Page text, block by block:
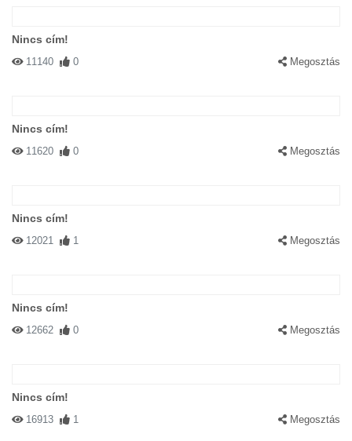
Nincs cím!
11140 0 Megosztás
Nincs cím!
11620 0 Megosztás
Nincs cím!
12021 1 Megosztás
Nincs cím!
12662 0 Megosztás
Nincs cím!
16913 1 Megosztás